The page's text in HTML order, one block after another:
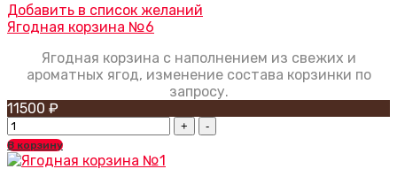
Добавить в список желаний
Ягодная корзина №6
Ягодная корзина с наполнением из свежих и
ароматных ягод, изменение состава корзинки по
запросу.
11500 ₽
Ягодная
корзина
№6
В корзину